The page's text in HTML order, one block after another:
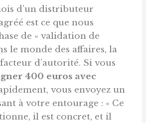
d’un distributeur
est ce que nous
de « validation de
le monde des affaires, la
d’autorité. Si vous
400 euros avec
vous envoyez un
à votre entourage : « Ce
il est concret, et il